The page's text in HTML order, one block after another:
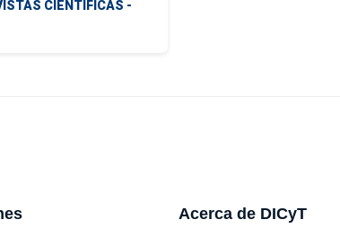
CIENTÍFICAS -
Acerca de DICyT